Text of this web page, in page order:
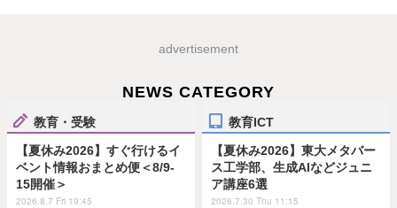
advertisement
NEWS CATEGORY
教育・受験
【夏休み2026】すぐ行けるイ
ベント情報おまとめ便＜8/9-
15開催＞
2026.8.7 Fri 19:45
教育ICT
【夏休み2026】東大メタバー
ス工学部、生成AIなどジュニ
ア講座6選
2026.7.30 Thu 11:15